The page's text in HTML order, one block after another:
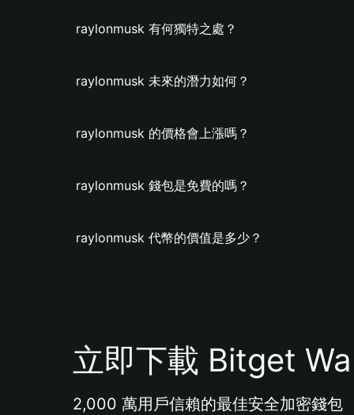
raylonmusk 有何獨特之處？
raylonmusk 未來的潛力如何？
raylonmusk 的價格會上漲嗎？
raylonmusk 錢包是免費的嗎？
raylonmusk 代幣的價值是多少？
立即下載 Bitget
2,000 萬用戶信賴的最佳安全加密錢包